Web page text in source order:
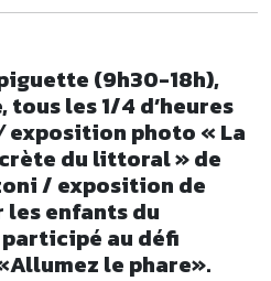
(9h30-18h),
les 1/4 d’heures
exposition photo « La
du littoral » de
/ exposition de
les enfants du
au défi
le phare».